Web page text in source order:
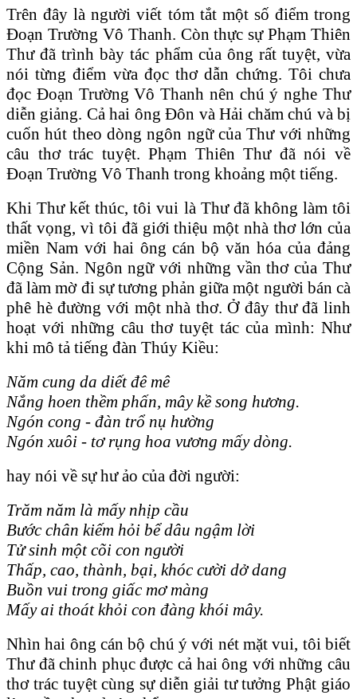
Trên đây là người viết tóm tắt một số điểm trong
Đoạn Trường Vô Thanh. Còn thực sự Phạm Thiên
Thư đã trình bày tác phẩm của ông rất tuyệt, vừa
nói từng điểm vừa đọc thơ dẫn chứng. Tôi chưa
đọc Đoạn Trường Vô Thanh nên chú ý nghe Thư
diễn giảng. Cả hai ông Đôn và Hải chăm chú và bị
cuốn hút theo dòng ngôn ngữ của Thư với những
câu thơ trác tuyệt. Phạm Thiên Thư đã nói về
Đoạn Trường Vô Thanh trong khoảng một tiếng.
Khi Thư kết thúc, tôi vui là Thư đã không làm tôi
thất vọng, vì tôi đã giới thiệu một nhà thơ lớn của
miền Nam với hai ông cán bộ văn hóa của đảng
Cộng Sản. Ngôn ngữ với những vần thơ của Thư
đã làm mờ đi sự tương phản giữa một người bán cà
phê hè đường với một nhà thơ. Ở đây thư đã linh
hoạt với những câu thơ tuyệt tác của mình: Như
khi mô tả tiếng đàn Thúy Kiều:
Năm cung da diết đêmê
Nắng hoen thềm phấn, mâykề song hương.
Ngón cong - đàn trổ nụ hường
Ngón xuôi - tơ rụng hoa vương mấy dòng.
hay nói về sự hư ảo của đời người:
Trăm năm là mấy nhịp cầu
Bước chân kiếm hỏi bể dâu ngậm lời
Tử sinh một cõi con người
Thấp, cao, thành, bại, khóc cười dở dang
Buồn vui trong giấc mơ màng
Mấy ai thoátkhỏi con đàng khói mây.
Nhìn hai ông cán bộ chú ý với nét mặt vui, tôi biết
Thư đã chinh phục được cả hai ông với những câu
thơ trác tuyệt cùng sự diễn giải tư tưởng Phật giáo